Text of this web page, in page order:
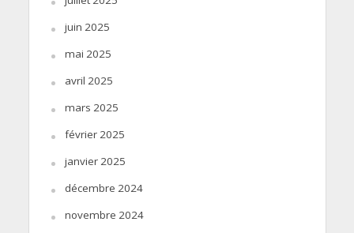
juin 2025
mai 2025
avril 2025
mars 2025
février 2025
janvier 2025
décembre 2024
novembre 2024